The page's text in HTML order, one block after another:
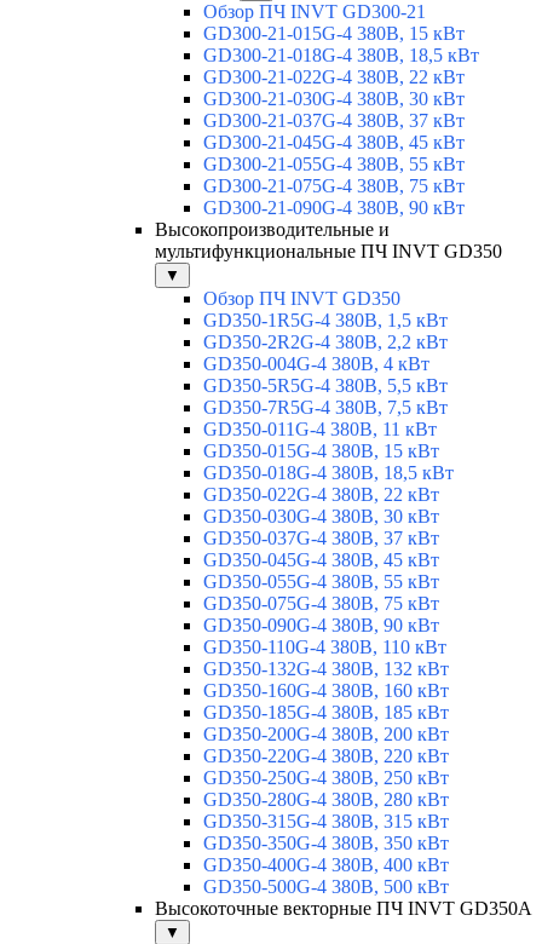
Обзор ПЧ INVT GD300-21
GD300-21-015G-4 380В, 15 кВт
GD300-21-018G-4 380В, 18,5 кВт
GD300-21-022G-4 380В, 22 кВт
GD300-21-030G-4 380В, 30 кВт
GD300-21-037G-4 380В, 37 кВт
GD300-21-045G-4 380В, 45 кВт
GD300-21-055G-4 380В, 55 кВт
GD300-21-075G-4 380В, 75 кВт
GD300-21-090G-4 380В, 90 кВт
Высокопроизводительные и
мультифункциональные ПЧ INVT GD350
▼
Обзор ПЧ INVT GD350
GD350-1R5G-4 380В, 1,5 кВт
GD350-2R2G-4 380В, 2,2 кВт
GD350-004G-4 380В, 4 кВт
GD350-5R5G-4 380В, 5,5 кВт
GD350-7R5G-4 380В, 7,5 кВт
GD350-011G-4 380В, 11 кВт
GD350-015G-4 380В, 15 кВт
GD350-018G-4 380В, 18,5 кВт
GD350-022G-4 380В, 22 кВт
GD350-030G-4 380В, 30 кВт
GD350-037G-4 380В, 37 кВт
GD350-045G-4 380В, 45 кВт
GD350-055G-4 380В, 55 кВт
GD350-075G-4 380В, 75 кВт
GD350-090G-4 380В, 90 кВт
GD350-110G-4 380В, 110 кВт
GD350-132G-4 380В, 132 кВт
GD350-160G-4 380В, 160 кВт
GD350-185G-4 380В, 185 кВт
GD350-200G-4 380В, 200 кВт
GD350-220G-4 380В, 220 кВт
GD350-250G-4 380В, 250 кВт
GD350-280G-4 380В, 280 кВт
GD350-315G-4 380В, 315 кВт
GD350-350G-4 380В, 350 кВт
GD350-400G-4 380В, 400 кВт
GD350-500G-4 380В, 500 кВт
Высокоточные векторные ПЧ INVT GD350A
▼